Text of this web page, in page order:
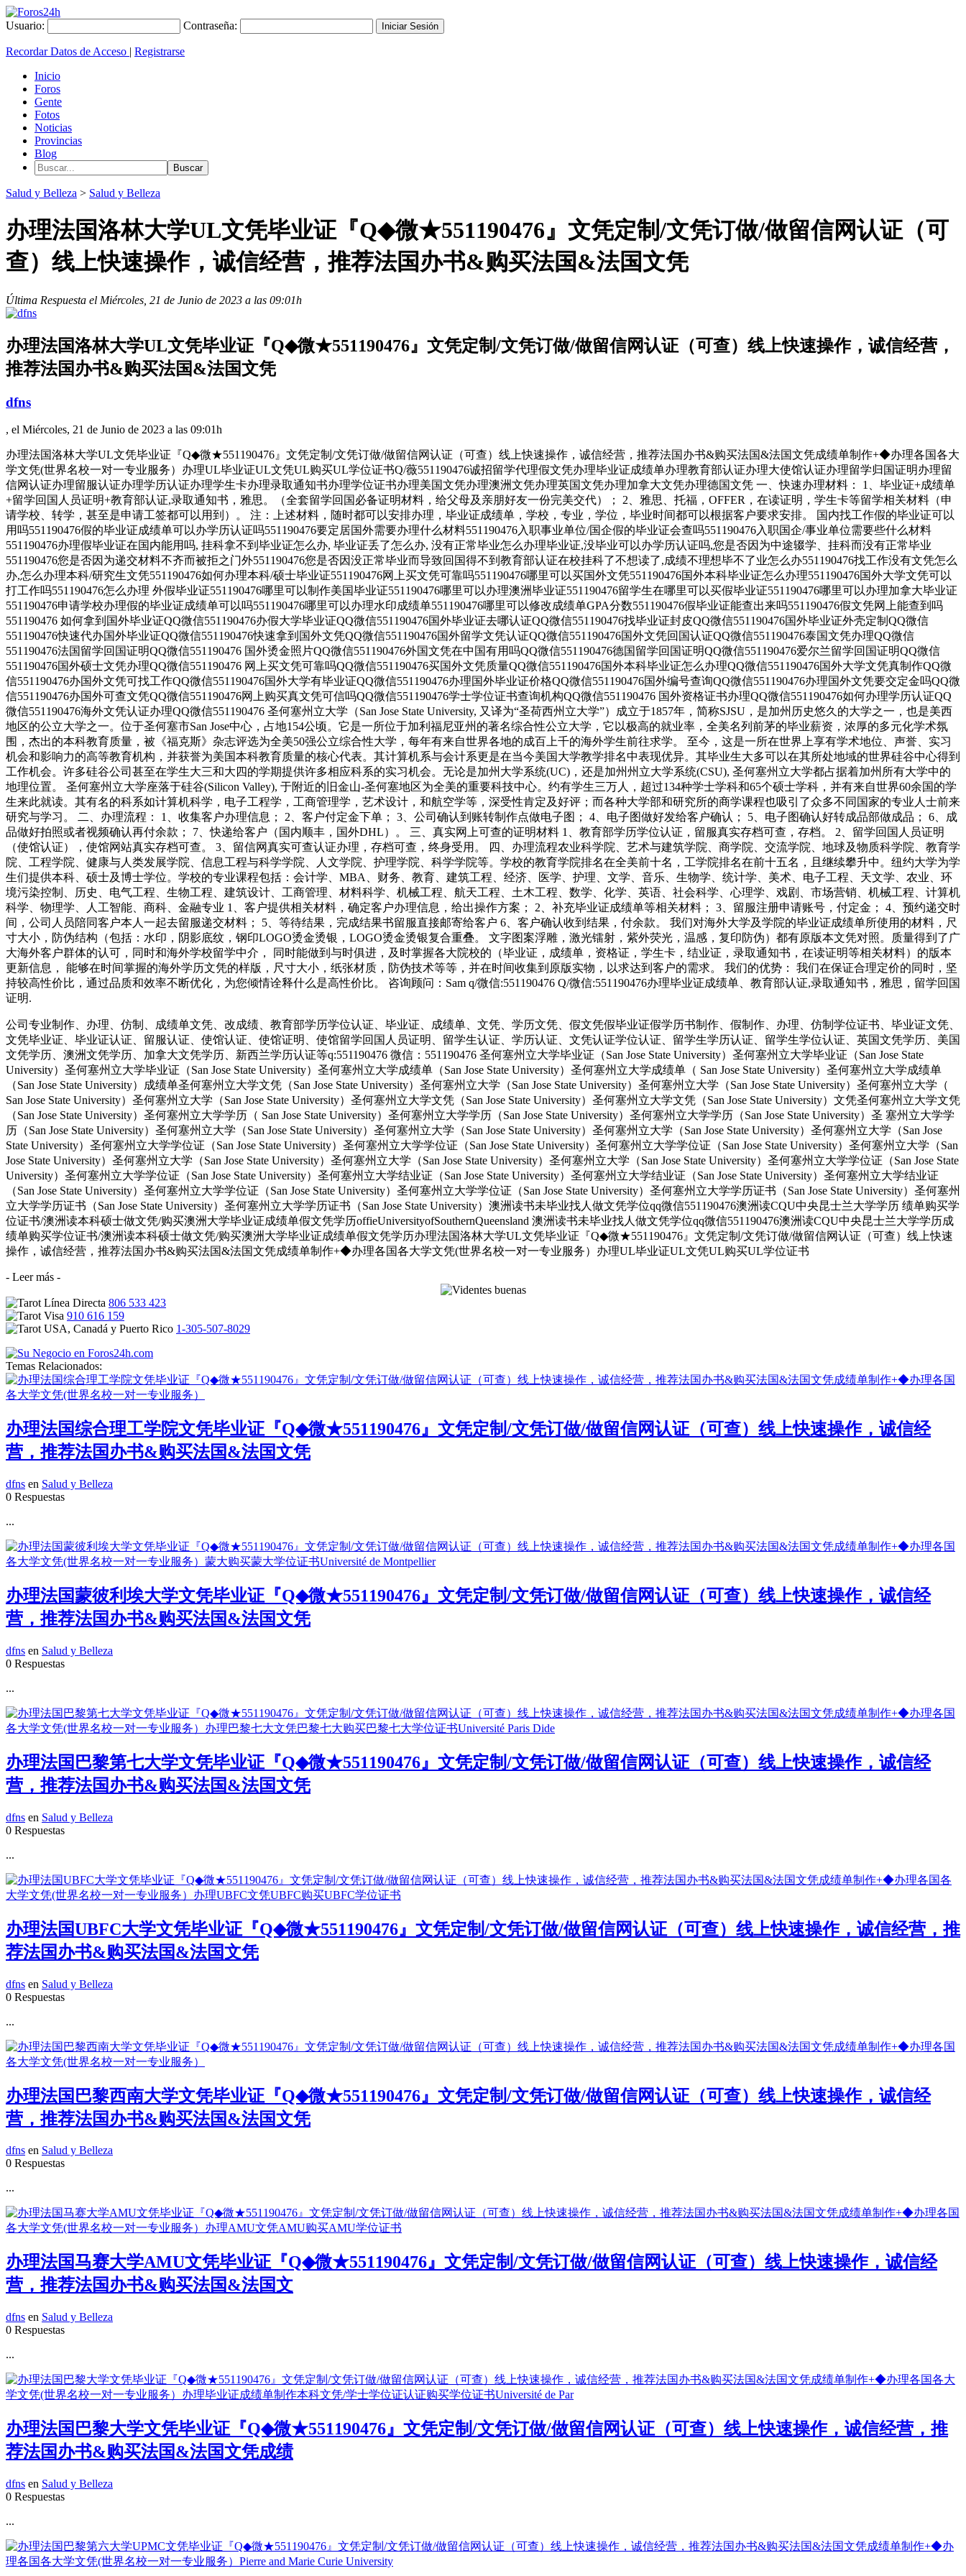
Usuario: Contraseña:
Recordar Datos de Acceso | Registrarse
Inicio
Foros
Gente
Fotos
Noticias
Provincias
Blog
Salud y Belleza > Salud y Belleza
办理法国洛林大学UL文凭毕业证『Q◆微★551190476』文凭定制/文凭订做/做留信网认证（可
查）线上快速操作，诚信经营，推荐法国办书&购买法国&法国文凭
Última Respuesta el Miércoles, 21 de Junio de 2023 a las 09:01h
办理法国洛林大学UL文凭毕业证『Q◆微★551190476』文凭定制/文凭订做/做留信网认证（可查）线上快速操作，诚信经营，
推荐法国办书&购买法国&法国文凭
dfns
, el Miércoles, 21 de Junio de 2023 a las 09:01h
办理法国洛林大学UL文凭毕业证『Q◆微★551190476』文凭定制/文凭订做/做留信网认证（可查）线上快速操作，诚信经营，推荐法国办书&购买法国&法国文凭成绩单制作+◆办理各国各大
学文凭(世界名校一对一专业服务）办理UL毕业证UL文凭UL购买UL学位证书Q/薇551190476诚招留学代理假文凭办理毕业证成绩单办理教育部认证办理大使馆认证办理留学归国证明办理留
信网认证办理留服认证办理学历认证办理学生卡办理录取通知书办理学位证书办理美国文凭办理澳洲文凭办理英国文凭办理加拿大文凭办理德国文凭 一、快速办理材料： 1、毕业证+成绩单
+留学回国人员证明+教育部认证,录取通知书，雅思。（全套留学回国必备证明材料，给父母及亲朋好友一份完美交代）； 2、雅思、托福，OFFER，在读证明，学生卡等留学相关材料（申
请学校、转学，甚至是申请工签都可以用到）。 注：上述材料，随时都可以安排办理，毕业证成绩单，学校，专业，学位，毕业时间都可以根据客户要求安排。 国内找工作假的毕业证可以
用吗551190476假的毕业证成绩单可以办学历认证吗551190476要定居国外需要办理什么材料551190476入职事业单位/国企假的毕业证会查吗551190476入职国企/事业单位需要些什么材料
551190476办理假毕业证在国内能用吗, 挂科拿不到毕业证怎么办, 毕业证丢了怎么办, 没有正常毕业怎么办理毕业证,没毕业可以办学历认证吗,您是否因为中途辍学、挂科而没有正常毕业
551190476您是否因为递交材料不齐而被拒之门外551190476您是否因没正常毕业而导致回国得不到教育部认证在校挂科了不想读了,成绩不理想毕不了业怎么办551190476找工作没有文凭怎么
办,怎么办理本科/研究生文凭551190476如何办理本科/硕士毕业证551190476网上买文凭可靠吗551190476哪里可以买国外文凭551190476国外本科毕业证怎么办理551190476国外大学文凭可以
打工作吗551190476怎么办理 外假毕业证551190476哪里可以制作美国毕业证551190476哪里可以办理澳洲毕业证551190476留学生在哪里可以买假毕业证551190476哪里可以办理加拿大毕业证
551190476申请学校办理假的毕业证成绩单可以吗551190476哪里可以办理水印成绩单551190476哪里可以修改成绩单GPA分数551190476假毕业证能查出来吗551190476假文凭网上能查到吗
551190476 如何拿到国外毕业证QQ微信551190476办假大学毕业证QQ微信551190476国外毕业证去哪认证QQ微信551190476找毕业证封皮QQ微信551190476国外毕业证外壳定制QQ微信
551190476快速代办国外毕业证QQ微信551190476快速拿到国外文凭QQ微信551190476国外留学文凭认证QQ微信551190476国外文凭回国认证QQ微信551190476泰国文凭办理QQ微信
551190476法国留学回国证明QQ微信551190476 国外烫金照片QQ微信551190476外国文凭在中国有用吗QQ微信551190476德国留学回国证明QQ微信551190476爱尔兰留学回国证明QQ微信
551190476国外硕士文凭办理QQ微信551190476 网上买文凭可靠吗QQ微信551190476买国外文凭质量QQ微信551190476国外本科毕业证怎么办理QQ微信551190476国外大学文凭真制作QQ微
信551190476办国外文凭可找工作QQ微信551190476国外大学有毕业证QQ微信551190476办理国外毕业证价格QQ微信551190476国外编号查询QQ微信551190476办理国外文凭要交定金吗QQ微
信551190476办国外可查文凭QQ微信551190476网上购买真文凭可信吗QQ微信551190476学士学位证书查询机构QQ微信551190476 国外资格证书办理QQ微信551190476如何办理学历认证QQ
微信551190476海外文凭认证办理QQ微信551190476 圣何塞州立大学（San Jose State University, 又译为“圣荷西州立大学”）成立于1857年，简称SJSU，是加州历史悠久的大学之一，也是美西
地区的公立大学之一。位于圣何塞市San Jose中心，占地154公顷。它是一所位于加利福尼亚州的著名综合性公立大学，它以极高的就业率，全美名列前茅的毕业薪资，浓厚的多元化学术氛
围，杰出的本科教育质量，被《福克斯》杂志评选为全美50强公立综合性大学，每年有来自世界各地的成百上千的海外学生前往求学。 至今，这是一所在世界上享有学术地位、声誉、实习
机会和影响力的高等教育机构，并获誉为美国本科教育质量的核心代表。其计算机系与会计系更是在当今美国大学教学排名中表现优异。其毕业生大多可以在其所处地域的世界硅谷中心得到
工作机会。许多硅谷公司甚至在学生大三和大四的学期提供许多相应科系的实习机会。无论是加州大学系统(UC)，还是加州州立大学系统(CSU), 圣何塞州立大学都占据着加州所有大学中的
地理位置。 圣何塞州立大学座落于硅谷(Silicon Valley), 于附近的旧金山-圣何塞地区为全美的重要科技中心。约有学生三万人，超过134种学士学科和65个硕士学科，并有来自世界60余国的学
生来此就读。其有名的科系如计算机科学，电子工程学，工商管理学，艺术设计，和航空学等，深受性肯定及好评；而各种大学部和研究所的商学课程也吸引了众多不同国家的专业人士前来
研究与学习。 二、办理流程： 1、收集客户办理信息； 2、客户付定金下单； 3、公司确认到账转制作点做电子图； 4、电子图做好发给客户确认； 5、电子图确认好转成品部做成品； 6、成
品做好拍照或者视频确认再付余款； 7、快递给客户（国内顺丰，国外DHL）。 三、真实网上可查的证明材料 1、教育部学历学位认证，留服真实存档可查，存档。 2、留学回国人员证明
（使馆认证），使馆网站真实存档可查。 3、留信网真实可查认证办理，存档可查，终身受用。 四、办理流程农业科学院、艺术与建筑学院、商学院、交流学院、地球及物质科学院、教育学
院、工程学院、健康与人类发展学院、信息工程与科学学院、人文学院、护理学院、科学学院等。学校的教育学院排名在全美前十名，工学院排名在前十五名，且继续攀升中。纽约大学为学
生们提供本科、硕士及博士学位。学校的专业课程包括：会计学、MBA、财务、教育、建筑工程、经济、医学、护理、文学、音乐、生物学、统计学、美术、电子工程、天文学、农业、环
境污染控制、历史、电气工程、生物工程、建筑设计、工商管理、材料科学、机械工程、航天工程、土木工程、数学、化学、英语、社会科学、心理学、戏剧、市场营销、机械工程、计算机
科学、物理学、人工智能、商科、金融专业 1、客户提供相关材料，确定客户办理信息，给出操作方案； 2、补充毕业证成绩单等相关材料； 3、留服注册申请账号，付定金； 4、预约递交时
间，公司人员陪同客户本人一起去留服递交材料； 5、等待结果，完成结果书留服直接邮寄给客户 6、客户确认收到结果，付余款。 我们对海外大学及学院的毕业证成绩单所使用的材料，尺
寸大小，防伪结构（包括：水印，阴影底纹，钢印LOGO烫金烫银，LOGO烫金烫银复合重叠。 文字图案浮雕，激光镭射，紫外荧光，温感，复印防伪）都有原版本文凭对照。质量得到了广
大海外客户群体的认可，同时和海外学校留学中介， 同时能做到与时俱进，及时掌握各大院校的（毕业证，成绩单，资格证，学生卡，结业证，录取通知书，在读证明等相关材料）的版本
更新信息， 能够在时间掌握的海外学历文凭的样版，尺寸大小，纸张材质，防伪技术等等，并在时间收集到原版实物，以求达到客户的需求。 我们的优势： 我们在保证合理定价的同时，坚
持较高性价比，通过品质和效率不断优化，为您倾情诠释什么是高性价比。 咨询顾问：Sam q/微信:551190476 Q/微信:551190476办理毕业证成绩单、教育部认证,录取通知书，雅思，留学回国
证明.
公司专业制作、办理、仿制、成绩单文凭、改成绩、教育部学历学位认证、毕业证、成绩单、文凭、学历文凭、假文凭假毕业证假学历书制作、假制作、办理、仿制学位证书、毕业证文凭、
文凭毕业证、毕业证认证、留服认证、使馆认证、使馆证明、使馆留学回国人员证明、留学生认证、学历认证、文凭认证学位认证、留学生学历认证、留学生学位认证、英国文凭学历、美国
文凭学历、澳洲文凭学历、加拿大文凭学历、新西兰学历认证等q:551190476 微信：551190476 圣何塞州立大学毕业证（San Jose State University）圣何塞州立大学毕业证（San Jose State
University）圣何塞州立大学毕业证（San Jose State University）圣何塞州立大学成绩单（San Jose State University）圣何塞州立大学成绩单（ San Jose State University）圣何塞州立大学成绩单
（San Jose State University）成绩单圣何塞州立大学文凭（San Jose State University）圣何塞州立大学（San Jose State University）圣何塞州立大学（San Jose State University）圣何塞州立大学（
San Jose State University）圣何塞州立大学（San Jose State University）圣何塞州立大学文凭（San Jose State University）圣何塞州立大学文凭（San Jose State University）文凭圣何塞州立大学文凭
（San Jose State University）圣何塞州立大学学历（ San Jose State University）圣何塞州立大学学历（San Jose State University）圣何塞州立大学学历（San Jose State University）圣 塞州立大学学
历（San Jose State University）圣何塞州立大学（San Jose State University）圣何塞州立大学（San Jose State University）圣何塞州立大学（San Jose State University）圣何塞州立大学（San Jose
State University）圣何塞州立大学学位证（San Jose State University）圣何塞州立大学学位证（San Jose State University）圣何塞州立大学学位证（San Jose State University）圣何塞州立大学（San
Jose State University）圣何塞州立大学（San Jose State University）圣何塞州立大学（San Jose State University）圣何塞州立大学（San Jose State University）圣何塞州立大学学位证（San Jose State
University）圣何塞州立大学学位证（San Jose State University）圣何塞州立大学结业证（San Jose State University）圣何塞州立大学结业证（San Jose State University）圣何塞州立大学结业证
（San Jose State University）圣何塞州立大学学位证（San Jose State University）圣何塞州立大学学位证（San Jose State University）圣何塞州立大学学历证书（San Jose State University）圣何塞州
立大学学历证书（San Jose State University）圣何塞州立大学学历证书（San Jose State University）澳洲读书未毕业找人做文凭学位qq微信551190476澳洲读CQU中央昆士兰大学学历 绩单购买学
位证书/澳洲读本科硕士做文凭/购买澳洲大学毕业证成绩单假文凭学历offieUniversityofSouthernQueensland 澳洲读书未毕业找人做文凭学位qq微信551190476澳洲读CQU中央昆士兰大学学历成
绩单购买学位证书/澳洲读本科硕士做文凭/购买澳洲大学毕业证成绩单假文凭学历办理法国洛林大学UL文凭毕业证『Q◆微★551190476』文凭定制/文凭订做/做留信网认证（可查）线上快速
操作，诚信经营，推荐法国办书&购买法国&法国文凭成绩单制作+◆办理各国各大学文凭(世界名校一对一专业服务）办理UL毕业证UL文凭UL购买UL学位证书
- Leer más -
806 533 423
910 616 159
1-305-507-8029
Temas Relacionados:
办理法国综合理工学院文凭毕业证『Q◆微★551190476』文凭定制/文凭订做/做留信网认证（可查）线上快速操作，诚信经
营，推荐法国办书&购买法国&法国文凭
dfns en Salud y Belleza
0 Respuestas
...
办理法国蒙彼利埃大学文凭毕业证『Q◆微★551190476』文凭定制/文凭订做/做留信网认证（可查）线上快速操作，诚信经
营，推荐法国办书&购买法国&法国文凭
dfns en Salud y Belleza
0 Respuestas
...
办理法国巴黎第七大学文凭毕业证『Q◆微★551190476』文凭定制/文凭订做/做留信网认证（可查）线上快速操作，诚信经
营，推荐法国办书&购买法国&法国文凭
dfns en Salud y Belleza
0 Respuestas
...
办理法国UBFC大学文凭毕业证『Q◆微★551190476』文凭定制/文凭订做/做留信网认证（可查）线上快速操作，诚信经营，推
荐法国办书&购买法国&法国文凭
dfns en Salud y Belleza
0 Respuestas
...
办理法国巴黎西南大学文凭毕业证『Q◆微★551190476』文凭定制/文凭订做/做留信网认证（可查）线上快速操作，诚信经
营，推荐法国办书&购买法国&法国文凭
dfns en Salud y Belleza
0 Respuestas
...
办理法国马赛大学AMU文凭毕业证『Q◆微★551190476』文凭定制/文凭订做/做留信网认证（可查）线上快速操作，诚信经
营，推荐法国办书&购买法国&法国文
dfns en Salud y Belleza
0 Respuestas
...
办理法国巴黎大学文凭毕业证『Q◆微★551190476』文凭定制/文凭订做/做留信网认证（可查）线上快速操作，诚信经营，推
荐法国办书&购买法国&法国文凭成绩
dfns en Salud y Belleza
0 Respuestas
...